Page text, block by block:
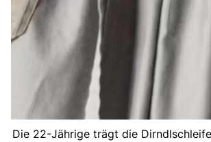
Die 22-Jährige trägt die